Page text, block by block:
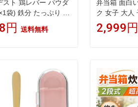
スト 鶏レバー パウダ
袋) 鉄分 たっぷり 国
で使える 乳児用規格
離乳食 ベビーフード
円 送料無料
弁当箱 面白
ク 女子 大人
小学生 1段
女の子 男の
納便利 ピク
風
2,999円